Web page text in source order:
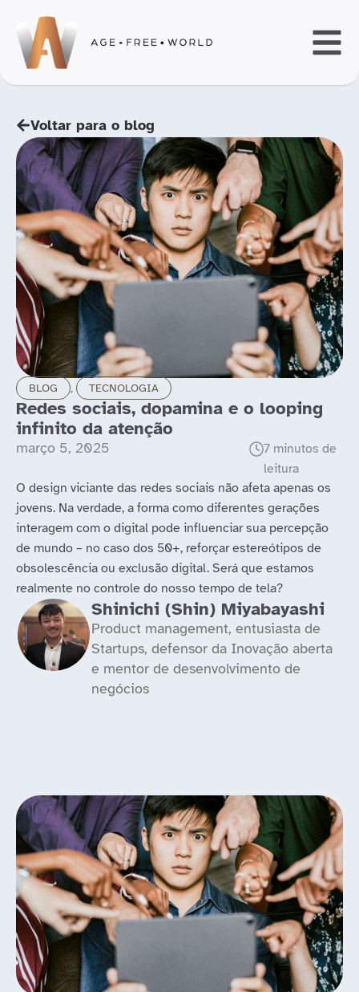
Voltar para o blog
BLOG , TECNOLOGIA
Redes sociais, dopamina e o looping
infinito da atenção
março 5, 2025
O design viciante das redes sociais não afeta apenas os
jovens. Na verdade, a forma como diferentes gerações
interagem com o digital pode influenciar sua percepção
de mundo – no caso dos 50+, reforçar estereótipos de
obsolescência ou exclusão digital. Será que estamos
realmente no controle do nosso tempo de tela?
Shinichi (Shin) Miyabayashi
Product management, entusiasta de
Startups, defensor da Inovação aberta
e mentor de desenvolvimento de
negócios